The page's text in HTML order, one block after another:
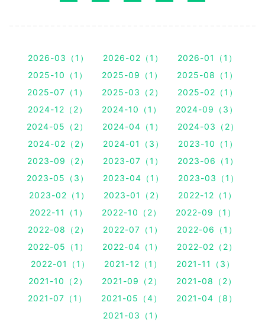
2026-03（1） 2026-02（1）
2026-01（1）
2025-10（1）
2025-09（1）
2025-08（1）
2025-07（1）
2025-03（2）
2025-02（1）
2024-12（2）
2024-10（1）
2024-09（3）
2024-05（2）
2024-04（1）
2024-03（2）
2024-02（2）
2024-01（3）
2023-10（1）
2023-09（2）
2023-07（1）
2023-06（1）
2023-05（3）
2023-04（1）
2023-03（1）
2023-02（1）
2023-01（2）
2022-12（1）
2022-11（1）
2022-10（2）
2022-09（1）
2022-08（2）
2022-07（1）
2022-06（1）
2022-05（1）
2022-04（1）
2022-02（2）
2022-01（1）
2021-12（1）
2021-11（3）
2021-10（2）
2021-09（2）
2021-08（2）
2021-07（1）
2021-05（4）
2021-04（8）
2021-03（1）